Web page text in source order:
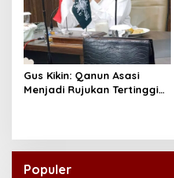
Gus Kikin: Qanun Asasi
Menjadi Rujukan Tertinggi
Populer